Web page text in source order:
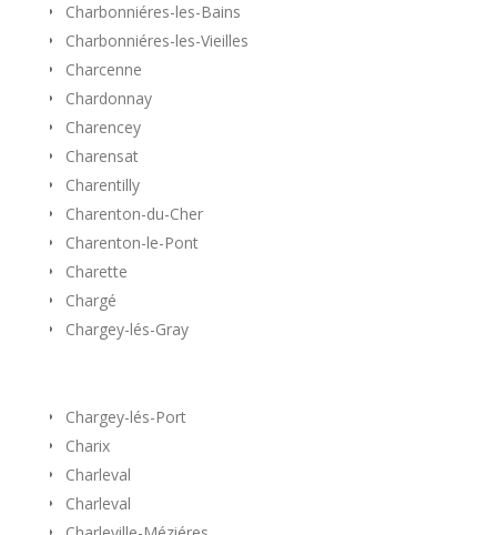
Charbonniéres-les-Bains
Charbonniéres-les-Vieilles
Charcenne
Chardonnay
Charencey
Charensat
Charentilly
Charenton-du-Cher
Charenton-le-Pont
Charette
Chargé
Chargey-lés-Gray
Chargey-lés-Port
Charix
Charleval
Charleval